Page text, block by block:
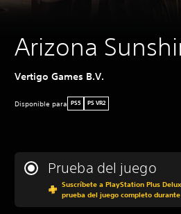
Arizona
Vertigo Games B.V.
Disponible para PS5 PS VR2
Prueba del juego
Suscríbete a PlayStation Plus
prueba del juego completo